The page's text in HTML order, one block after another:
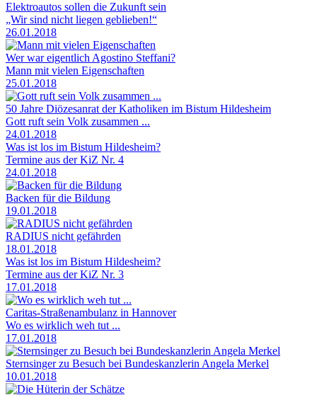
Elektroautos sollen die Zukunft sein
„Wir sind nicht liegen geblieben!“
26.01.2018
Wer war eigentlich Agostino Steffani?
Mann mit vielen Eigenschaften
25.01.2018
50 Jahre Diözesanrat der Katholiken im Bistum Hildesheim
Gott ruft sein Volk zusammen ...
24.01.2018
Was ist los im Bistum Hildesheim?
Termine aus der KiZ Nr. 4
24.01.2018
Backen für die Bildung
19.01.2018
RADIUS nicht gefährden
18.01.2018
Was ist los im Bistum Hildesheim?
Termine aus der KiZ Nr. 3
17.01.2018
Caritas-Straßenambulanz in Hannover
Wo es wirklich weh tut ...
17.01.2018
Sternsinger zu Besuch bei Bundeskanzlerin Angela Merkel
10.01.2018